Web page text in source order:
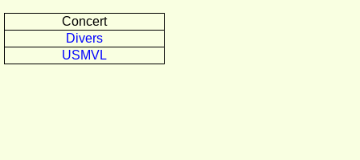
Concert
Divers
USMVL